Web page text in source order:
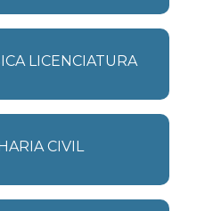
LICENCIATURA
CIVIL